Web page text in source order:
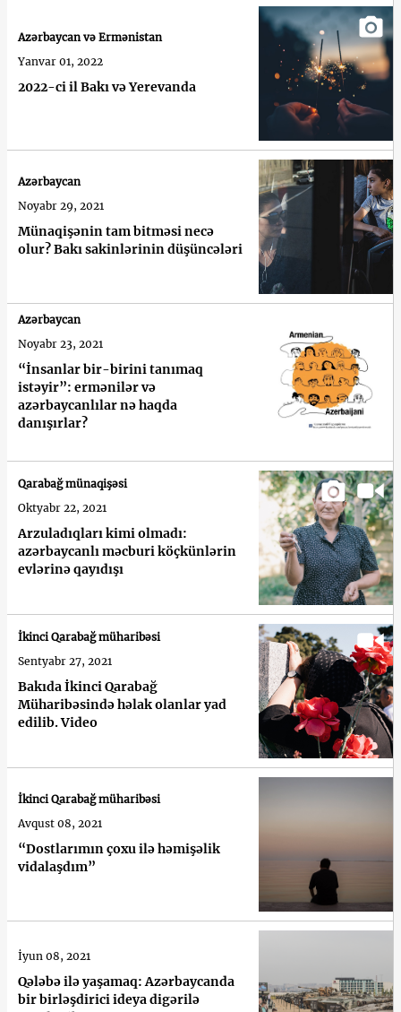
2022-ci il Bakı və Yerevanda
Azərbaycan və Ermənistan
Yanvar 01, 2022
Münaqişənin tam bitməsi necə
olur? Bakı sakinlərinin düşüncələri
Azərbaycan
Noyabr 29, 2021
“İnsanlar bir-birini tanımaq
istəyir”: ermənilər və
azərbaycanlılar nə haqda
danışırlar?
Azərbaycan
Noyabr 23, 2021
Arzuladıqları kimi olmadı:
azərbaycanlı məcburi köçkünlərin
evlərinə qayıdışı
Qarabağ münaqişəsi
Oktyabr 22, 2021
Bakıda İkinci Qarabağ
Müharibəsində həlak olanlar yad
edilib. Video
İkinci Qarabağ müharibəsi
Sentyabr 27, 2021
“Dostlarımın çoxu ilə həmişəlik
vidalaşdım”
İkinci Qarabağ müharibəsi
Avqust 08, 2021
Qələbə ilə yaşamaq: Azərbaycanda
bir birləşdirici ideya digərilə
İyun 08, 2021